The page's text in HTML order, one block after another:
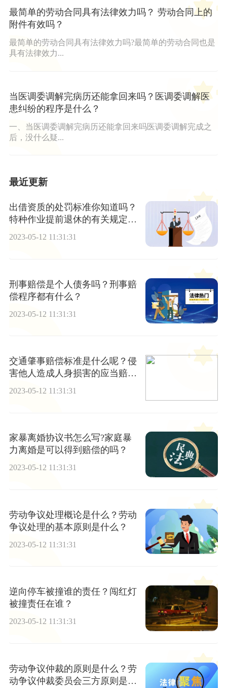
最简单的劳动合同具有法律效力吗？ 劳动合同上的
附件有效吗？
最简单的劳动合同具有法律效力吗?最简单的劳动合同也是
具有法律效力...
当医调委调解完病历还能拿回来吗？医调委调解医
患纠纷的程序是什么？
一、当医调委调解完病历还能拿回来吗医调委调解完成之
后，没什么疑...
最近更新
出借资质的处罚标准你知道吗？
特种作业提前退休的有关规定看
这里
2023-05-12 11:31:31
刑事赔偿是个人债务吗？刑事赔
偿程序都有什么？
2023-05-12 11:31:31
交通肇事赔偿标准是什么呢？侵
害他人造成人身损害的应当赔偿
哪些费用？
2023-05-12 11:31:31
家暴离婚协议书怎么写?家庭暴
力离婚是可以得到赔偿的吗？
2023-05-12 11:31:31
劳动争议处理概论是什么？劳动
争议处理的基本原则是什么？
2023-05-12 11:31:31
逆向停车被撞谁的责任？闯红灯
被撞责任在谁？
2023-05-12 11:31:31
劳动争议仲裁的原则是什么？劳
动争议仲裁委员会三方原则是什